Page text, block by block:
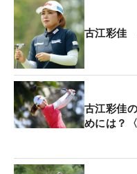
古江彩佳
古江彩佳
めには？